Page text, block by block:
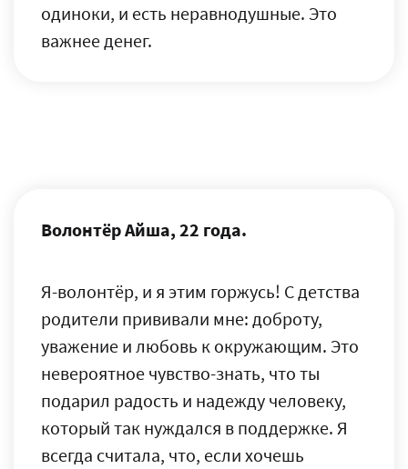
одиноки, и есть неравнодушные. Это
важнее денег.
Волонтёр Айша, 22 года.
Я-волонтёр, и я этим горжусь! С детства
родители прививали мне: доброту,
уважение и любовь к окружающим. Это
невероятное чувство-знать, что ты
подарил радость и надежду человеку,
который так нуждался в поддержке. Я
всегда считала, что, если хочешь